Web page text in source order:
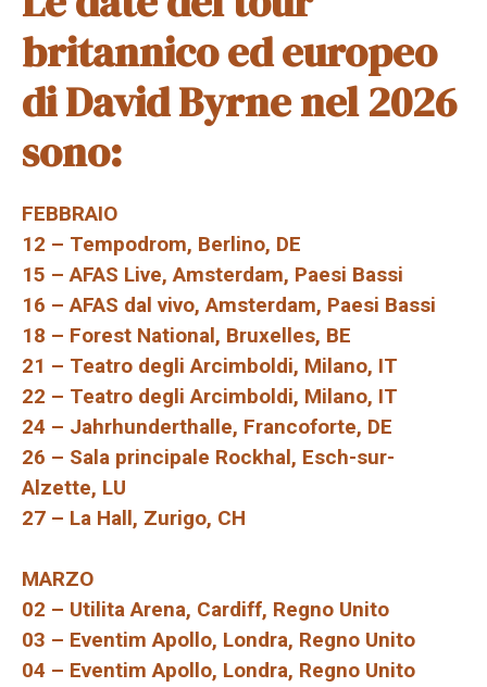
britannico ed europeo
di David Byrne nel 2026
sono:
FEBBRAIO
12 – Tempodrom, Berlino, DE
15 – AFAS Live, Amsterdam, Paesi Bassi
16 – AFAS dal vivo, Amsterdam, Paesi Bassi
18 – Forest National, Bruxelles, BE
21 – Teatro degli Arcimboldi, Milano, IT
22 – Teatro degli Arcimboldi, Milano, IT
24 – Jahrhunderthalle, Francoforte, DE
26 – Sala principale Rockhal, Esch-sur-
Alzette, LU
27 – La Hall, Zurigo, CH
MARZO
02 – Utilita Arena, Cardiff, Regno Unito
03 – Eventim Apollo, Londra, Regno Unito
04 – Eventim Apollo, Londra, Regno Unito